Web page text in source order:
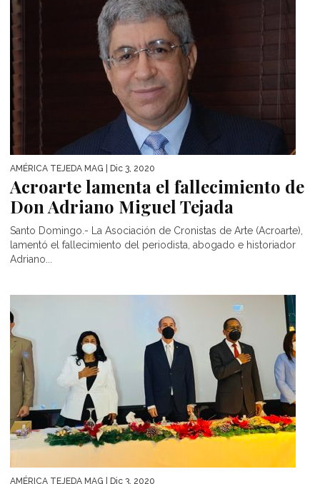
AMÉRICA TEJEDA MAG | Dic 3, 2020
Acroarte lamenta el fallecimiento de
Don Adriano Miguel Tejada
Santo Domingo.- La Asociación de Cronistas de Arte (Acroarte),
lamentó el fallecimiento del periodista, abogado e historiador
Adriano...
AMÉRICA TEJEDA MAG | Dic 3, 2020